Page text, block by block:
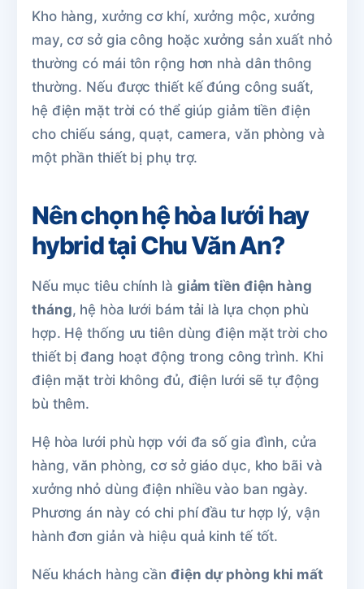
Kho hàng, xưởng cơ khí, xưởng mộc, xưởng
may, cơ sở gia công hoặc xưởng sản xuất nhỏ
thường có mái tôn rộng hơn nhà dân thông
thường. Nếu được thiết kế đúng công suất,
hệ điện mặt trời có thể giúp giảm tiền điện
cho chiếu sáng, quạt, camera, văn phòng và
một phần thiết bị phụ trợ.
Nên chọn hệ hòa lưới hay
hybrid tại Chu Văn An?
Nếu mục tiêu chính là giảm tiền điện hàng
tháng, hệ hòa lưới bám tải là lựa chọn phù
hợp. Hệ thống ưu tiên dùng điện mặt trời cho
thiết bị đang hoạt động trong công trình. Khi
điện mặt trời không đủ, điện lưới sẽ tự động
bù thêm.
Hệ hòa lưới phù hợp với đa số gia đình, cửa
hàng, văn phòng, cơ sở giáo dục, kho bãi và
xưởng nhỏ dùng điện nhiều vào ban ngày.
Phương án này có chi phí đầu tư hợp lý, vận
hành đơn giản và hiệu quả kinh tế tốt.
Nếu khách hàng cầnđiện dự phòng khi mất